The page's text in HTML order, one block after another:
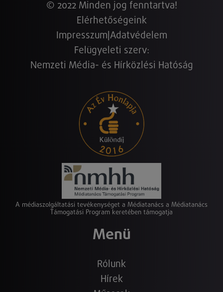
© 2022 Minden jog fenntartva!
Elérhetőségeink
Impresszum Adatvédelem
Felügyeleti szerv:
Nemzeti Média- és Hírközlési Hatóság
A médiaszolgáltatási tevékenységet a Médiatanács a Médiatanács
Támogatási Program keretében támogatja
Menü
Rólunk
Hírek